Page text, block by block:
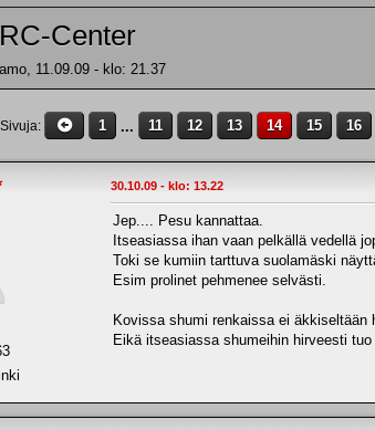
Center
11.09.09 - klo: 21.37
Sivuja 1 ... 11 12 13 14 15 16
30.10.09 - klo: 13.22
Jep.... Pesu kannattaa.
Itseasiassa ihan vaan pelkällä vedellä
Toki se kumiin tarttuva suolamäski
Esim prolinet pehmenee selvästi.
Kovissa shumi renkaissa ei äkkiseltään
Eikä itseasiassa shumeihin hirveesti